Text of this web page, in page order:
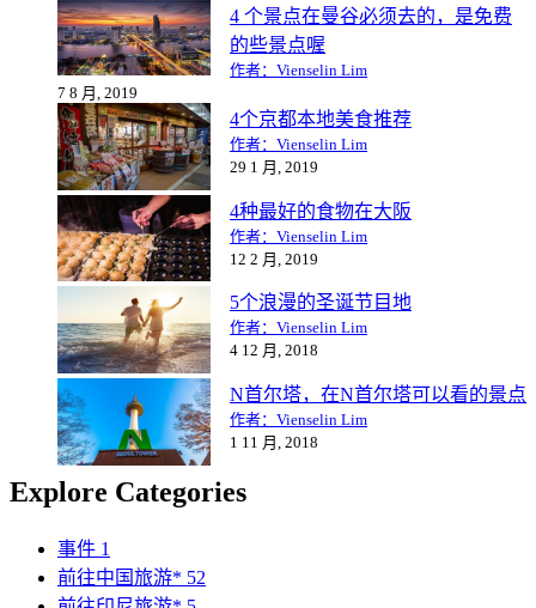
4 个景点在曼谷必须去的，是免费
的些景点喔
作者：Vienselin Lim
7 8 月, 2019
4个京都本地美食推荐
作者：Vienselin Lim
29 1 月, 2019
4种最好的食物在大阪
作者：Vienselin Lim
12 2 月, 2019
5个浪漫的圣诞节目地
作者：Vienselin Lim
4 12 月, 2018
N首尔塔，在N首尔塔可以看的景点
作者：Vienselin Lim
1 11 月, 2018
Explore Categories
事件 1
前往中国旅游* 52